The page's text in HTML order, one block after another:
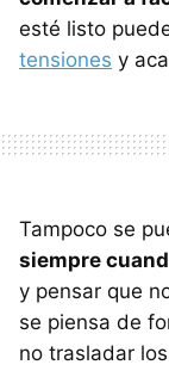
esté listo
tensiones y
Tampoco se
siempre
y pensar que
se piensa de
no trasladar